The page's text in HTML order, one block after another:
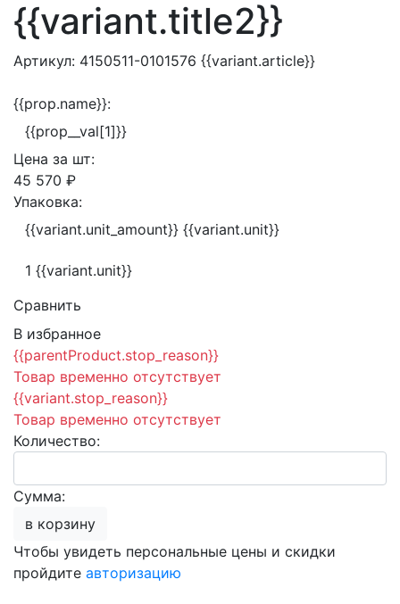
{{variant.title2}}
Артикул: 4150511-0101576 {{variant.article}}
{{prop.name}}:
{{prop__val[1]}}
Цена за шт:
45 570 ₽
Упаковка:
{{variant.unit_amount}} {{variant.unit}}
1 {{variant.unit}}
Сравнить
В избранное
{{parentProduct.stop_reason}}
Товар временно отсутствует
{{variant.stop_reason}}
Товар временно отсутствует
Количество:
Сумма:
в корзину
Чтобы увидеть персональные цены и скидки
пройдите авторизацию